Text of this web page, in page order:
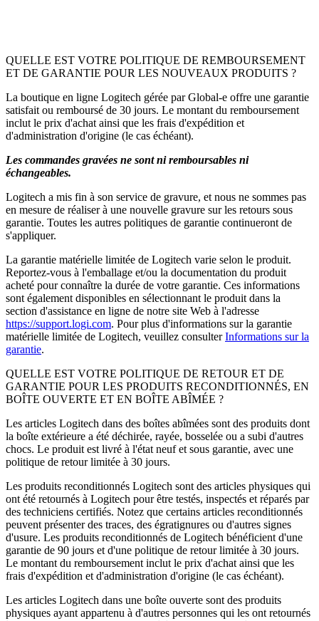
QUELLE EST VOTRE POLITIQUE DE REMBOURSEMENT
ET DE GARANTIE POUR LES NOUVEAUX PRODUITS ?
La boutique en ligne Logitech gérée par Global-e offre une garantie
satisfait ou remboursé de 30 jours. Le montant du remboursement
inclut le prix d'achat ainsi que les frais d'expédition et
d'administration d'origine (le cas échéant).
Les commandes gravées ne sont ni remboursables ni
échangeables.
Logitech a mis fin à son service de gravure, et nous ne sommes pas
en mesure de réaliser à une nouvelle gravure sur les retours sous
garantie. Toutes les autres politiques de garantie continueront de
s'appliquer.
La garantie matérielle limitée de Logitech varie selon le produit.
Reportez-vous à l'emballage et/ou la documentation du produit
acheté pour connaître la durée de votre garantie. Ces informations
sont également disponibles en sélectionnant le produit dans la
section d'assistance en ligne de notre site Web à l'adresse
https://support.logi.com. Pour plus d'informations sur la garantie
matérielle limitée de Logitech, veuillez consulterInformations sur la
garantie.
QUELLE EST VOTRE POLITIQUE DE RETOUR ET DE
GARANTIE POUR LES PRODUITS RECONDITIONNÉS, EN
BOÎTE OUVERTE ET EN BOÎTE ABÎMÉE ?
Les articles Logitech dans des boîtes abîmées sont des produits dont
la boîte extérieure a été déchirée, rayée, bosselée ou a subi d'autres
chocs. Le produit est livré à l'état neuf et sous garantie, avec une
politique de retour limitée à 30 jours.
Les produits reconditionnés Logitech sont des articles physiques qui
ont été retournés à Logitech pour être testés, inspectés et réparés par
des techniciens certifiés. Notez que certains articles reconditionnés
peuvent présenter des traces, des égratignures ou d'autres signes
d'usure. Les produits reconditionnés de Logitech bénéficient d'une
garantie de 90 jours et d'une politique de retour limitée à 30 jours.
Le montant du remboursement inclut le prix d'achat ainsi que les
frais d'expédition et d'administration d'origine (le cas échéant).
Les articles Logitech dans une boîte ouverte sont des produits
physiques ayant appartenu à d'autres personnes qui les ont retournés